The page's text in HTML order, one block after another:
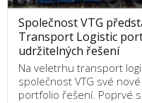
Společnost VTG
Transport Logistic
udržitelných řešení
Na veletrhu transport
společnost VTG své
portfolio řešení. Poprvé